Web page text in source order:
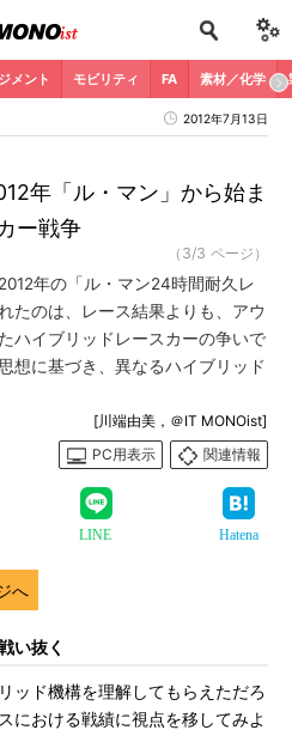
メント モビリティ FA 素材／化学
2012年7月13日
年「ル・マン」から始ま
ー戦争
（3/3 ページ）
年の「ル・マン24時間耐久レ
たのは、レース結果よりも、アウ
ハイブリッドレースカーの争いで
想に基づき、異なるハイブリッド
[川端由美，＠IT MONOist]
PC用表示
関連情報
LINE Hatena
へ
い抜く
ッド機構を理解してもらえただろ
における戦績に視点を移してみよ